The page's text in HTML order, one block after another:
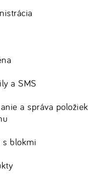
a SMS
a správa položiek
s blokmi